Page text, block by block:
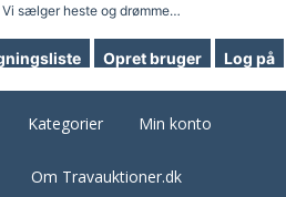
Opret bruger Log på
Kategorier Min konto
Om Travauktioner.dk